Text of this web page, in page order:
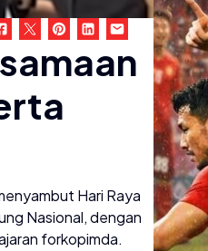
Hari Raya
Nasional, dengan
forkopimda.